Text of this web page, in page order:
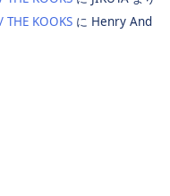
KOOKS に Henry And